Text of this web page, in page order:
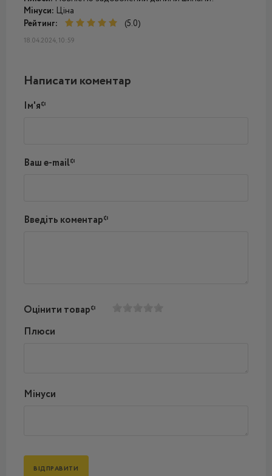
Мінуси: Ціна
Рейтинг:
(5.0)
18.04.2024, 10:59
Написати коментар
Ім'я*
Ваш e-mail*
Введіть коментар*
Оцінити товар*
Плюси
Мінуси